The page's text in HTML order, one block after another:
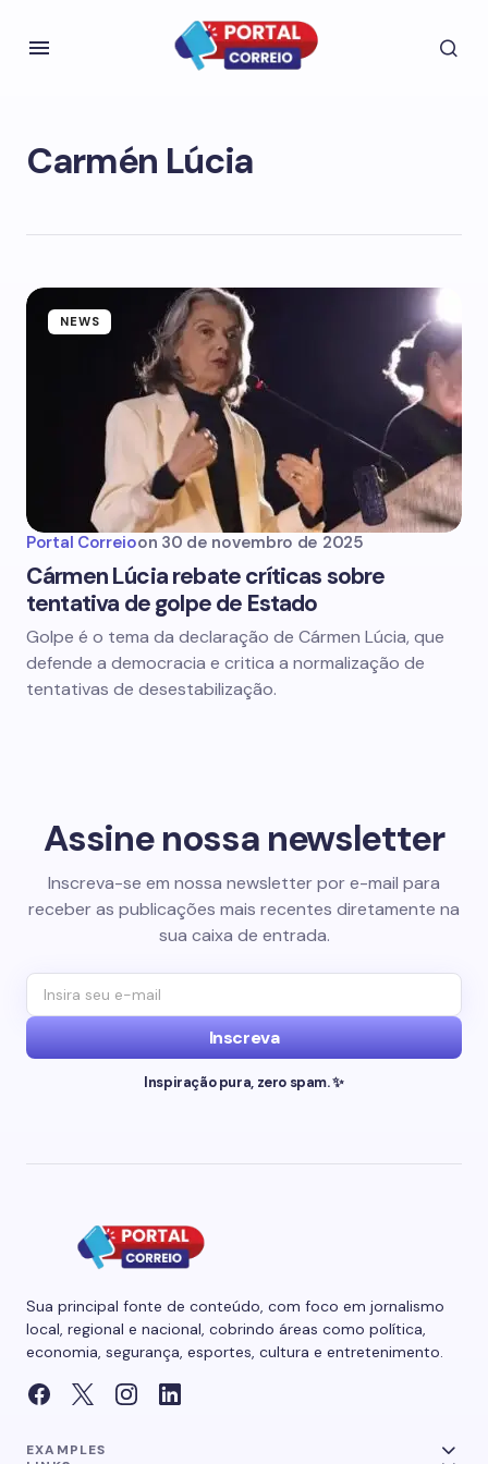
Carmén Lúcia
NEWS
Portal Correioon 30 de novembro de 2025
Cármen Lúcia rebate críticas sobre
tentativa de golpe de Estado
Golpe é o tema da declaração de Cármen Lúcia, que
defende a democracia e critica a normalização de
tentativas de desestabilização.
Assine nossa newsletter
Inscreva-se em nossa newsletter por e-mail para
receber as publicações mais recentes diretamente na
sua caixa de entrada.
Inscreva
Inspiração pura, zero spam. ✨
Sua principal fonte de conteúdo, com foco em jornalismo
local, regional e nacional, cobrindo áreas como política,
economia, segurança, esportes, cultura e entretenimento.
EXAMPLES